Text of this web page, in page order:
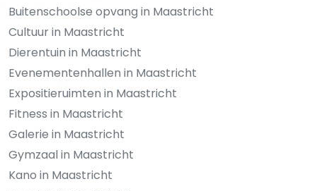
Buitenschoolse opvang in Maastricht
Cultuur in Maastricht
Dierentuin in Maastricht
Evenementenhallen in Maastricht
Expositieruimten in Maastricht
Fitness in Maastricht
Galerie in Maastricht
Gymzaal in Maastricht
Kano in Maastricht